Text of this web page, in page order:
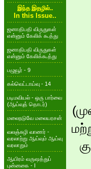
இந்த இதழில்..
In this Issue..
ஜனாதிபதி விருதுகள்
என்னும் கேலிக் கூத்து
ஜனாதிபதி விருதுகள்
என்னும் கேலிக்கூத்து
பழுவூர் - 9
கல்வெட்டாய்வு - 14
படிமவியல் - ஒரு பார்வை
(ஆய்வுத் தொடர்)
மலைநடுவே மலையரசன்
வலஞ்சுழி வாணர் -
வரலாற்று ஆய்வும் ஆய்வு
வரலாறும்
ஆயிரம் வருஷத்துப்
புன்னகை - I